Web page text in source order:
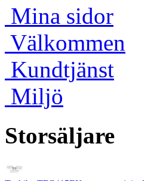
Mina sidor
Välkommen
Kundtjänst
Miljö
Storsäljare